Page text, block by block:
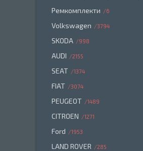
Ремкомплекти 6
Volkswagen 3794
SKODA 998
AUDI 2155
SEAT 1374
FIAT 3074
PEUGEOT 1489
CITROEN 1271
Ford 1953
LAND ROVER 285